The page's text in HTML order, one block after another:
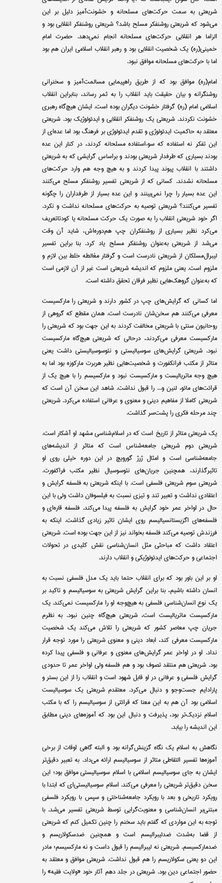
شریعتی به سمت حرکت‌های مسلحانه و خشونت‌آمیز دلیل بر این
می‌شود که شریعتی روشنفکر مسلح باشد؟ شریعتی روشنفکر انقلابی بود و
الزاما هر انقلابی حرکت‌های مسلحانه انجام نمی‌دهد. حضرت امام
خمینی‌(ره) یک شخصیت انقلابی بود و رهبر انقلاب اسلامی ایران هم بود
اما با حرکت‌های مسلحانه موافق نبود.
امام‌(ره) موافق بود که از طریق راهپیمایی مسالمت‌آمیز و سخنرانی
روشنگرانه و بیان حقیقت باید انقلاب را به ثمر رساند، بنابراین انقلاب
اسلامی امام (ره) گرفتار خشونت دیگران بوده است. ایشان هیچ‌گاه رهبری
خشونت نکردند. شریعتی یک روشنفکر انقلابی و ایدئولوژیک بود. شریعتی
معتقد به حاکمیت ایدئولوژی و تقدم ایدئولوژی بر فرهنگ بود اما عده‌ای از
این تفکر نه استفاده که سوءاستفاده مسلحانه کردند، در کنار این عده
بودند بسیاری که طرفدار شریعتی بودند و براساس گرایشی که به شریعتی
داشتند با انقلاب پیوند پیدا کردند و به هیچ وجه هم وارد حرکت‌های
مسلحانه نشدند. کسانی که از شریعتی تفسیر روشنفکر مسلح می‌کنند
این عده بسیار را چرا نمی‌بینند و این عده بسیار از طرفداران را چگونه
تفسیر می‌کنند؟ شریعتی توصیه به حرکت‌های مسلحانه نداشت و نکرد.
اگر خود شریعتی انقلاب را به صورت یک حرکت مسلحانه یا کودتاتعریف
می‌کرد نظیر بسیاری از روشنفکران چپ هم‌دوره‌اش، شاید آن وقت
می‌شد از شریعتی به‌عنوان روشنفکر مسلح یاد کرد. بنا براین تفسیر
لیبرال‌مسلکان از شریعتی نادرست است و گرفتار مغالطه خلط بین لازم و
ملزوم است. یعنی ملزوم که اندیشه شریعتی است غیر از آن لازمی است
که به‌عنوان گروهک‌هایی نظیر فرقان تحقق داشته است.
اما کسانی که گرایش‌های چپ در کشور دارند و شریعتی را مارکسیست
معرفی می‌کنند هم سخن‌شان نادرست است. همان مقطع که گروهی از
روحانیون سنتی با شریعتی مخالفت کردند به این جهت بود که شریعتی را
مارکسیست معرفی می‌کردند، درحالی که شریعتی هیچ‌گاه مارکسیست
نبود. شریعتی گرایش‌های سوسیالیستی و نئوسوسیالیستی داشت یعنی
متاثر از مکتب فرانکفورت و شخصیت‌هایی نظیر هربرت مارکوزه بود اما به
هیچ وجه ماتریالیست و مارکسیست نبود و مارکسیسم را با هیچ یک از
قرائت‌های مائو، لنین و... را قبول نداشت. شاهد این سخن آن است که
شریعتی کاملا از مفاهیم دینی و معنوی و عرفانی استفاده می‌کرد. شریعتی
چند مرحله فکری را پشت‌سر گذاشت.
یک شریعتی متاثر از تاریخ است که در اسلام‌شناسی مشهد او آشکار است.
شریعتی دوم شریعتی جامعه‌شناس است که متاثر از اندیشه‌های
جامعه‌شناسی است و امثال ژرژ گورویچ در این دوره خیلی روی او
تاثیرگذارند، همچنین جریان‌های نئوسوسیال نظیر مکتب فراکفورت.
شریعتی سوم شریعتی فلسفی است. با اینکه شریعتی به فلسفه گرایش و
اعتقادی نداشت و تعبیر تند و تیزی نسبت به فیلسوفان داشت ولی با این
حال در اواخر عمر خود گرایش به فلسفه پیدا می‌کند. فلسفه قاره‌ای و
فلسفه‌های اگزیستانسیالیسم روی ایشان تاثیر زیادی گذاشت. اینکه به
فرزندش توصیه می‌کند فلسفه بخواند نیز از این جهت بوده است. شریعتی
اعتقاد داشت که مباحثی مثل انسان‌شناسی نقش کلیدی در تحولات
اجتماعی و حرکت‌های ایدئولوژیکی و انقلاب دارند.
او بر این باور بود که برای انقلاب حتما باید یک مدل فلسفی نسبت به
انسان داشته باشیم، بنا براین گرایش شریعتی به سوسیالیسم و تاکید بر
یک نوع انسان‌شناسی فلسفی به هیچ‌وجه او را مارکسیست نمی‌کند. یک
مارکسیست ماتریالیست است، شریعتی هیچ‌گاه چنین نبود. به نظرم
جریان چپ معاصر کشور که شریعتی را تلاش می‌کند یک شخصیت
مارکسیست معرفی کند، ابعاد دینی و معنوی شریعتی را مورد توجه قرار
نداد. او در اواخر عمر گرایش‌های معنوی و عرفانی و فلسفی پیدا کرده
بود. شریعتی هم منتقد تصوف بود و هم فلسفه ولی اواخر عمر تا حدودی
گرایش فلسفی و عرفانی در او قابل شهود است و انقلاب را از این بستر و
پارادایم جست‌وجو و دنبال می‌کرد. معتقدم شریعتی یک سوسیالیست
اسلامی بود آن هم به این معنا که قرائتی از سوسیالیسم را که با مکتب
اسلام نزدیک‌تر بود، پذیرفت و دنبال این بود که آموزه‌های دینی مطابق
این اندیشه را بیابد.
نگاهش به اسلام یک نگاه گزینش‌گرانه بود و البته گاهی اوقات از برخی
آموزه‌ها تفسیر التقاطی متاثر از سوسیالیسم ارائه می‌داد. به تعبیر دقیق‌تر
ایشان به جای سوسیالیسم اسلامی با اسلام سوسیالیستی موافق بود؛ این
سخن دقیق‌تر شریعتی را معرفی می‌کند. اسلام سوسیالیستی‌ای که ابتدا با
رویکرد تاریخی و بعد با رویکرد جامعه‌شناختی و سپس با رویکرد فلسفی
مبتنی‌بر انسان‌شناسی و معنویت‌گرایی توسط شریعتی تفسیر می‌شد. با
توجه به این مواردی که گفتم باید سخنم را چنین تکمیل کنم که شریعتی
از قضا به‌شدت ضدلیبرالیسم است و همچنین ضدسکولاریسم و
ضدمارکسیسم. شریعتی نه لیبرالیسم را قبول داست و نه مارکسیسم؛ مادر
این دو یعنی سکولاریسم را هم قبول نداشت. شریعتی موافق و معتقد به
حضور اجتماعی دین بود. شریعتی در جلد دهم آثار خود «ولایت فقیه» را